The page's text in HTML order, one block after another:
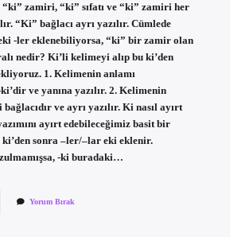
“ki” zamiri, “ki” sıfatı ve “ki” zamiri her
“Ki” bağlacı ayrı yazılır. Cümlede
-ler eklenebiliyorsa, “ki” bir zamir olan
nedir? Ki’li kelimeyi alıp bu ki’den
1. Kelimenin anlamı
ve yanına yazılır. 2. Kelimenin
ve ayrı yazılır. Ki nasıl ayırt
ayırt edebileceğimiz basit bir
sonra –ler/–lar eki eklenir.
-ki buradaki…
Yorum Bırak